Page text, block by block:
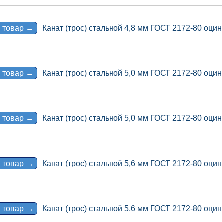
товар → Канат (трос) стальной 4,8 мм ГОСТ 2172-80
товар → Канат (трос) стальной 5,0 мм ГОСТ 2172-80
товар → Канат (трос) стальной 5,0 мм ГОСТ 2172-80
товар → Канат (трос) стальной 5,6 мм ГОСТ 2172-80
товар → Канат (трос) стальной 5,6 мм ГОСТ 2172-80